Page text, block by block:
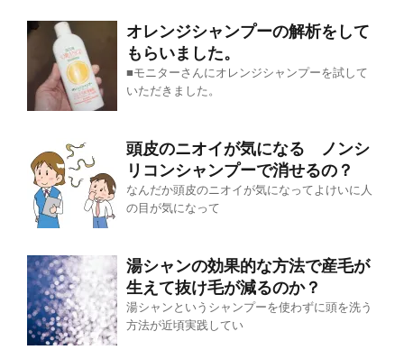
オレンジシャンプーの解析をして
もらいました。
■モニターさんにオレンジシャンプーを試して
いただきました。
頭皮のニオイが気になる ノンシ
リコンシャンプーで消せるの？
なんだか頭皮のニオイが気になってよけいに人
の目が気になって
湯シャンの効果的な方法で産毛が
生えて抜け毛が減るのか？
湯シャンというシャンプーを使わずに頭を洗う
方法が近頃実践してい